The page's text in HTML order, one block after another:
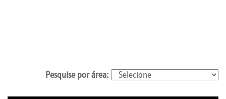
Pesquise por área: